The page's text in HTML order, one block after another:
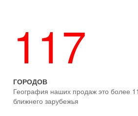
117
ГОРОДОВ
География наших продаж это более
ближнего зарубежья